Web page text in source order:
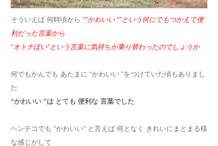
そういえば 何時頃から “”かわいい “”という何にでもつかえて便
利だった言葉から
“オトナぽい”という言葉に気持ちが乗り替わったのでしょうか
何でもかんでも あたまに “かわいい ”をつけていた頃もありまし
た
“かわいい ”は とても 便利な 言葉でした
ヘンテコでも “かわいい” と言えば 何となく きれいにまとまる様
な感じがして